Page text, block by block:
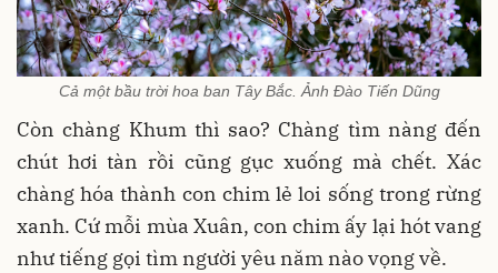
Cả một bầu trời hoa ban Tây Bắc. Ảnh Đào Tiến Dũng
Còn chàng Khum thì sao? Chàng tìm nàng đến
chút hơi tàn rồi cũng gục xuống mà chết. Xác
chàng hóa thành con chim lẻ loi sống trong rừng
xanh. Cứ mỗi mùa Xuân, con chim ấy lại hót vang
như tiếng gọi tìm người yêu năm nào vọng về.